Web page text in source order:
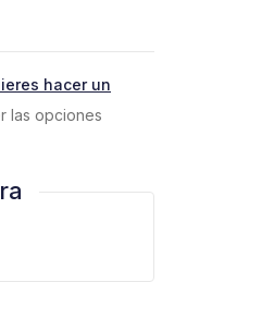
hacer un
las opciones